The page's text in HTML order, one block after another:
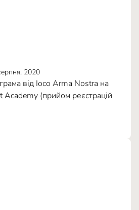
2020
від Ioco Arma Nostra на
Academy (прийом реєстрацій